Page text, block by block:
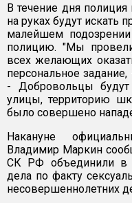
В течение дня
на руках будут искать
малейшем
полицию. "Мы
всех желающих
персональное
- Добровольцы будут
улицы, территорию
было совершено
Накануне
Владимир Маркин
СК РФ объединили в
дела по факту
несовершеннолетних